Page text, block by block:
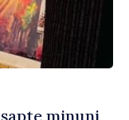
minuni